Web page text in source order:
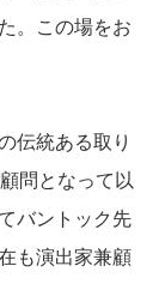
。この場をお
伝統ある取り
問となって以
バントック先
も演出家兼顧